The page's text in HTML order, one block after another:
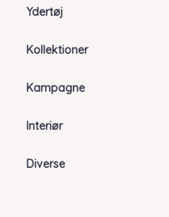
Ydertøj
Kollektioner
Kampagne
Interiør
Diverse